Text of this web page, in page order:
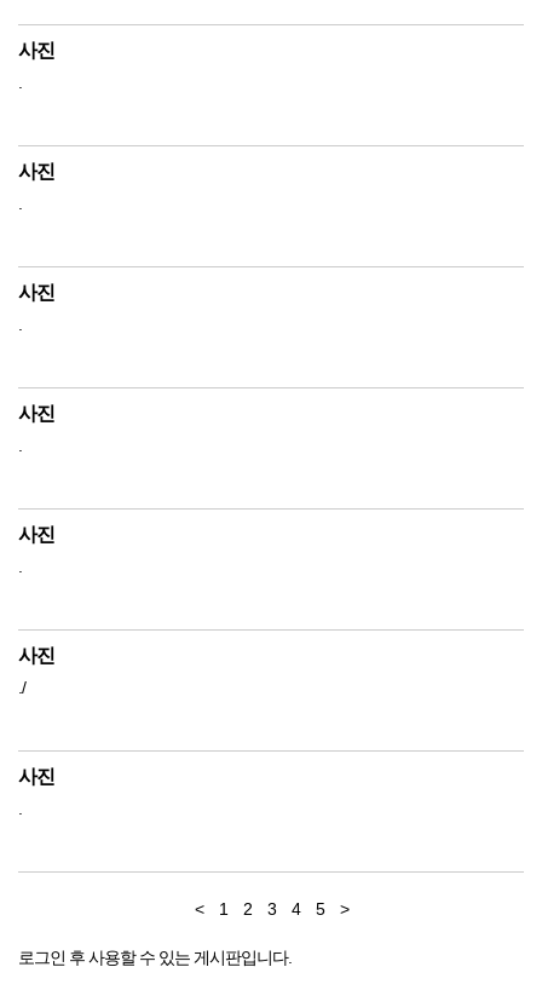
사진
사진
사진
사진
사진
사진
./
사진
< 1 2 3 4 5 >
로그인 후 사용할 수 있는 게시판입니다.